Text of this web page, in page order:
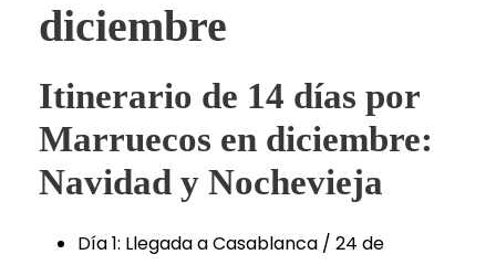
diciembre
Itinerario de 14 días por
Marruecos en diciembre:
Navidad y Nochevieja
Día 1: Llegada a Casablanca / 24 de